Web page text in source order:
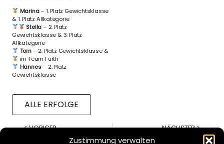
Zustimmung verwalten
Marina– 1. Platz Gewichtsklasse
& 1. Platz Allkategorie
Stella– 2. Platz
Gewichtsklasse & 3. Platz
Allkategorie
Tom– 2. Platz Gewichtsklasse &
im Team Fürth
Hannes– 2. Platz
Gewichtsklasse
ALLE ERFOLGE
< VORIGER
Erfolgreiche Kyu-Prüfungen
NÄCHSTER >
Kreismeisterschaft in Abenberg